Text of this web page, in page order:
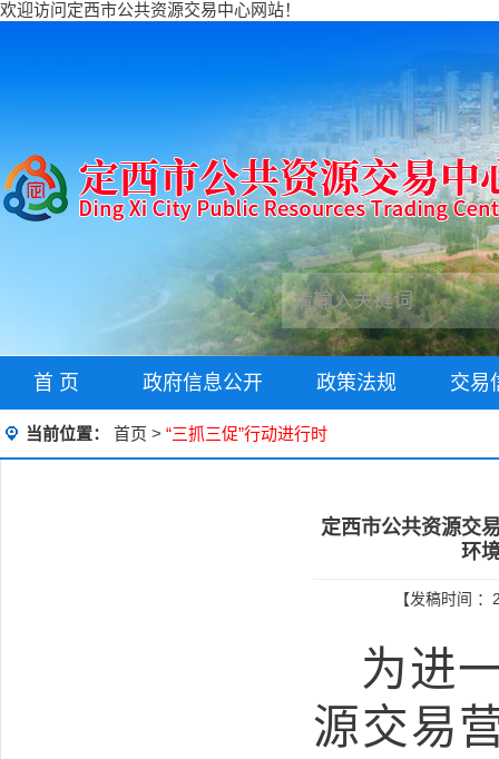
欢迎访问定西市公共资源交易中心网站！
首 页 政府信息公开 政策法规 交易
当前位置： 首页 > “三抓三促”行动进行时
定西市公共资源交
环
【发稿时间
为进
源交易